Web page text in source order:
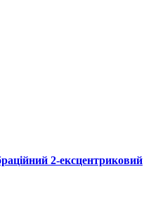
2-ексцентриковий